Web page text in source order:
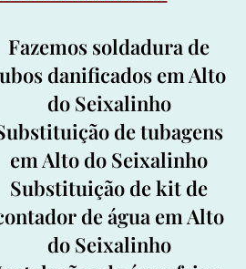
Fazemos soldadura de
danificados em Alto
do Seixalinho
de tubagens
em Alto do Seixalinho
Substituição de kit de
de água em Alto
do Seixalinho